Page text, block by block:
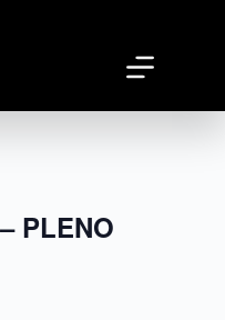
PLENO